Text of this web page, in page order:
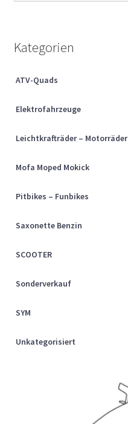
Über uns
Kategorien
ATV-Quads
Elektrofahrzeuge
Leichtkrafträder – Motorräder
Mofa Moped Mokick
Pitbikes – Funbikes
Saxonette Benzin
SCOOTER
Sonderverkauf
SYM
Unkategorisiert